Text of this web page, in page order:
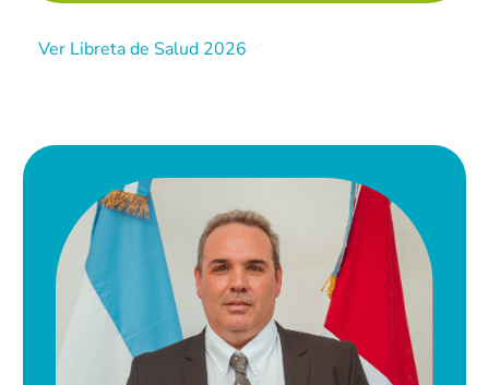
Ver Libreta de Salud 2026